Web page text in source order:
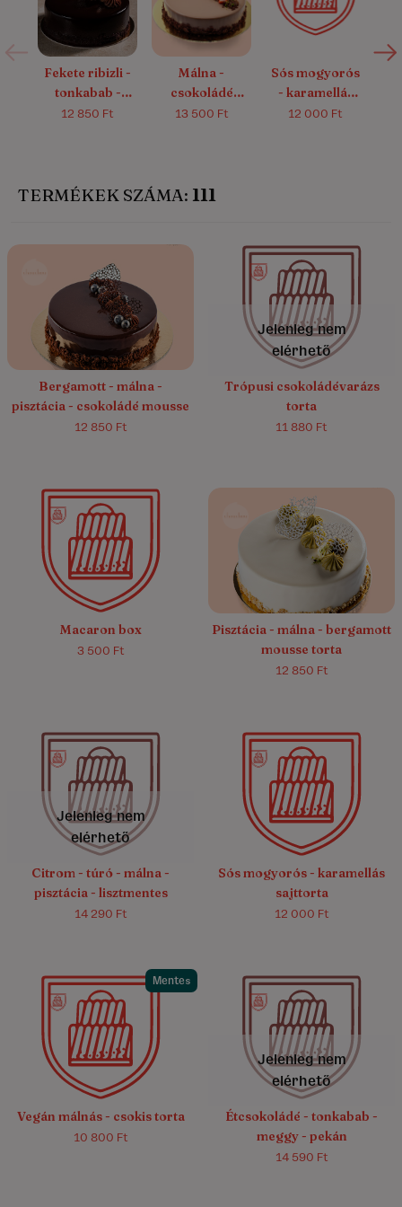
Fekete ribizli -
tonkabab -
csokoládé
12 850 Ft
(151)
Málna -
csokoládé
mousse
13 500 Ft
Sós mogyorós
- karamellás
sajttorta
12 000 Ft
TERMÉKEK SZÁMA: 111
(281)
Bergamott - málna -
pisztácia - csokoládé mousse
12 850 Ft
5.0/5
(7)
Jelenleg nem
elérhető
Trópusi csokoládévarázs
torta
11 880 Ft
Macaron box
3 500 Ft
(23)
Pisztácia - málna - bergamott
mousse torta
12 850 Ft
4.9/5
(42)
Jelenleg nem
elérhető
Citrom - túró - málna -
pisztácia - lisztmentes
14 290 Ft
4.9/5 (11)
Sós mogyorós - karamellás
sajttorta
12 000 Ft
Mentes
4.9/5 (16)
Vegán málnás - csokis torta
10 800 Ft
4.8/5
(50)
Jelenleg nem
elérhető
Étcsokoládé - tonkabab -
meggy - pekán
14 590 Ft